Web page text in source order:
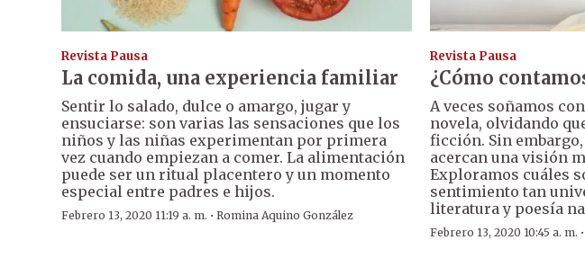
Revista Pausa
La comida, una experiencia familiar
Sentir lo salado, dulce o amargo, jugar y
ensuciarse: son varias las sensaciones que los
niños y las niñas experimentan por primera
vez cuando empiezan a comer. La alimentación
puede ser un ritual placentero y un momento
especial entre padres e hijos.
Febrero 13, 2020 11:19 a. m. · Romina Aquino González
Revista Pausa
¿Cómo
A veces soñamos
novela, olvidando
ficción. Sin
acercan una visión
Exploramos cuáles
sentimiento tan
literatura y poesía
Febrero 13, 2020 10:45 a. m.